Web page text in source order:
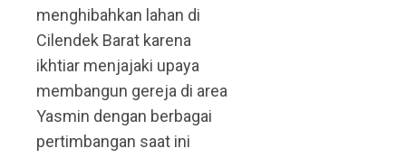
menghibahkan lahan di
Cilendek Barat karena
ikhtiar menjajaki upaya
membangun gereja di area
Yasmin dengan berbagai
pertimbangan saat ini